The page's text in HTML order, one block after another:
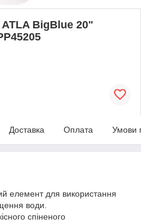
BigBlue 20"
Доставка Оплата Умови
елемент для використання
води.
спіненого